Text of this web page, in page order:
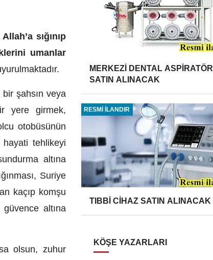
sığınıp
umanlar
şahsın veya
yere girmek,
otobüsünün
tehlikeyi
altına
Suriye
kaçıp komşu
altına
olsun, zuhur
MERKEZİ DENTAL ASPİRATÖR
SATIN ALINACAK
RESMİ İLANDIR
TIBBİ CİHAZ SATIN ALINACAK
KÖŞE YAZARLARI